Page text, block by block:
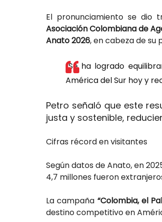
El pronunciamiento se dio
Asociación Colombiana de
Anato 2026, en cabeza de su
“Se ha logrado
América del Sur hoy y
Petro señaló que este
justa y sostenible,
Cifras récord en visitantes
Según datos de Anato, en
4,7 millones fueron
La campaña “Colombia, el
destino competitivo en